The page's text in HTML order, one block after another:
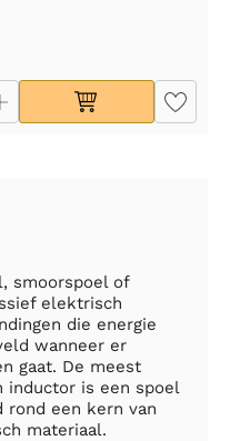
smoorspoel of
elektrisch
die energie
wanneer er
gaat. De meest
inductor is een spoel
rond een kern van
materiaal.